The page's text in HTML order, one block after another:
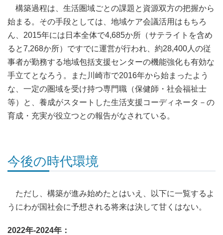
構築過程は、生活圏域ごとの課題と資源双方の把握から
始まる。その手段としては、地域ケア会議活用はもちろ
ん、2015年には日本全体で4,685か所（サテライトを含め
ると7,268か所）ですでに運営が行われ、約28,400人の従
事者が勤務する地域包括支援センターの機能強化も有効な
手立てとなろう。また川崎市で2016年から始まったよう
な、一定の圏域を受け持つ専門職（保健師・社会福祉士
等）と、養成がスタートした生活支援コーディネータ－の
育成・充実が役立つとの報告がなされている。
今後の時代環境
ただし、構築が進み始めたとはいえ、以下に一覧するよ
うにわが国社会に予想される将来は決して甘くはない。
2022年-2024年：